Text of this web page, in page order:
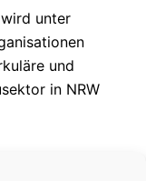
unter
und
in NRW